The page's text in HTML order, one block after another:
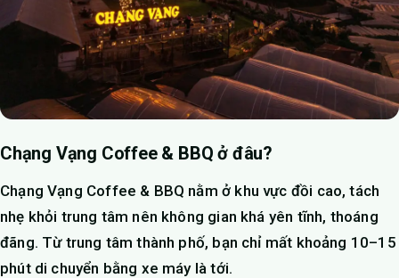
Chạng Vạng Coffee & BBQ ở đâu?
Chạng Vạng Coffee & BBQ nằm ở khu vực đồi cao, tách
nhẹ khỏi trung tâm nên không gian khá yên tĩnh, thoáng
đãng. Từ trung tâm thành phố, bạn chỉ mất khoảng 10–15
phút di chuyển bằng xe máy là tới.